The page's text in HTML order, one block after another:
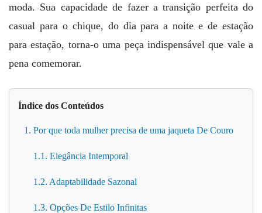
moda. Sua capacidade de fazer a transição perfeita do
casual para o chique, do dia para a noite e de estação
para estação, torna-o uma peça indispensável que vale a
pena comemorar.
Índice dos Conteúdos
1. Por que toda mulher precisa de uma jaqueta De Couro
1.1. Elegância Intemporal
1.2. Adaptabilidade Sazonal
1.3. Opções De Estilo Infinitas